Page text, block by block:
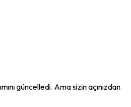
güncelledi. Ama sizin açınızdan